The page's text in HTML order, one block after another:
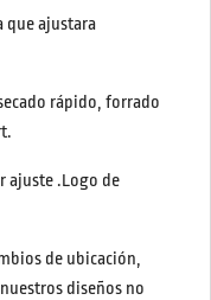
que ajustara
rápido, forrado
ajuste .Logo de
de ubicación,
diseños no